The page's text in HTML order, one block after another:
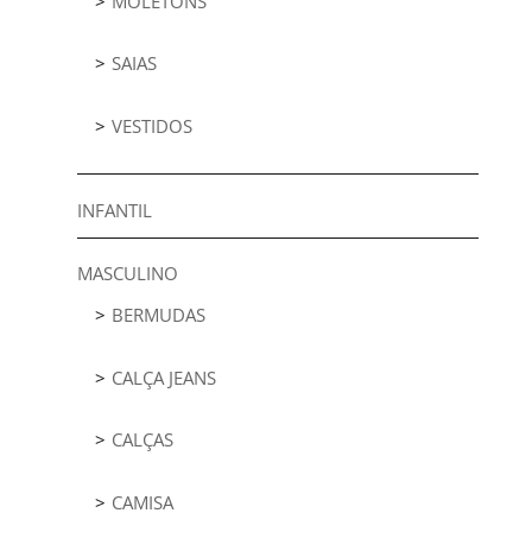
SAIAS
VESTIDOS
INFANTIL
MASCULINO
BERMUDAS
CALÇA JEANS
CALÇAS
CAMISA